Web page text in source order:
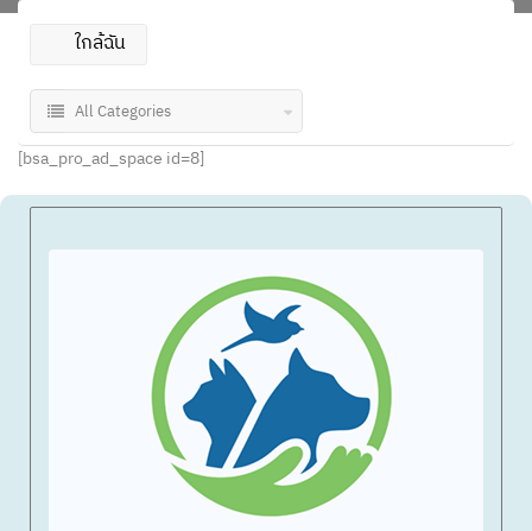
ใกล้ฉัน
All Categories
[bsa_pro_ad_space id=8]